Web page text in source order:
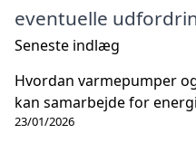
eventuelle
Seneste indlæg
Hvordan varmepumper
kan samarbejde for
23/01/2026